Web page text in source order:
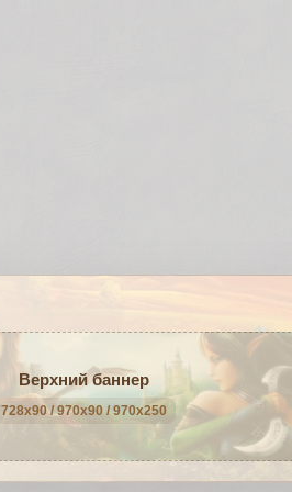
Верхний баннер
728x90 / 970x90 / 970x250